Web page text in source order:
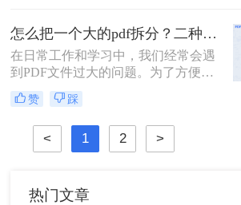
内容。本文将详细介绍pdf拆分怎么弄
的方法，帮助读者轻松完成这一操
作。
怎么把一个大的pdf拆分？二种pdf拆分方法看一看！
在日常工作和学习中，我们经常会遇
到PDF文件过大的问题。为了方便管
理和使用，有时需要将大型PDF文件
拆分成多个较小的文件。那么怎么把
一个大的pdf拆分呢？本文将为您介绍
两种实用的拆分大型PDF文件的方
法，帮助您轻松应对这一需求。
赞 踩
< 1 2 >
热门文章